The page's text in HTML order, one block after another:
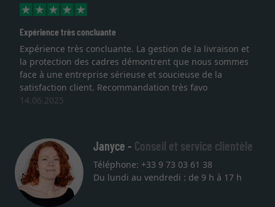
Expérience très concluante
Expérience très concluante. La gestion de la livraison et
la protection des cadres démontrent que nous sommes
face à une entreprise sérieuse et soucieuse de la
satisfaction client. Recommandation très favo
14.06.2025
Janyce - Conseil et service clientèle
Téléphone: +33 9 73 03 61 38
Du lundi au vendredi : de 9 h à 17 h